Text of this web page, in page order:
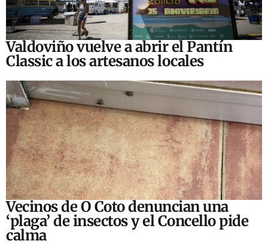
Valdoviño vuelve a abrir el Pantín
Classic a los artesanos locales
Vecinos de O Coto denuncian una
‘plaga’ de insectos y el Concello pide
calma